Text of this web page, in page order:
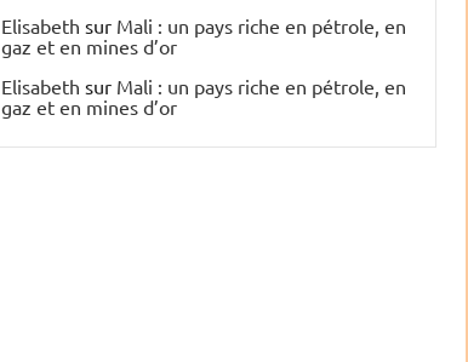
Elisabeth sur Mali : un pays riche en pétrole, en
gaz et en mines d’or
Elisabeth sur Mali : un pays riche en pétrole, en
gaz et en mines d’or